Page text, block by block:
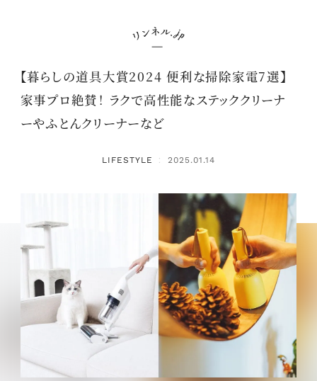
【暮らしの道具大賞2024 便利な掃除家電7選】
家事プロ絶賛！ ラクで高性能なステッククリーナ
ーやふとんクリーナーなど
LIFESTYLE ： 2025.01.14